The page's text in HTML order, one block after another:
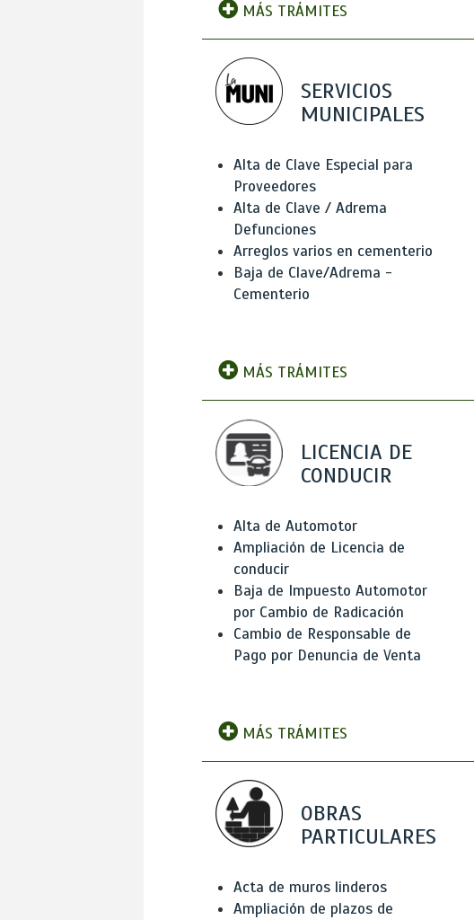
MÁS TRÁMITES
SERVICIOS
MUNICIPALES
Alta de Clave Especial para
Proveedores
Alta de Clave / Adrema
Defunciones
Arreglos varios en cementerio
Baja de Clave/Adrema -
Cementerio
MÁS TRÁMITES
LICENCIA DE
CONDUCIR
Alta de Automotor
Ampliación de Licencia de
conducir
Baja de Impuesto Automotor
por Cambio de Radicación
Cambio de Responsable de
Pago por Denuncia de Venta
MÁS TRÁMITES
OBRAS
PARTICULARES
Acta de muros linderos
Ampliación de plazos de